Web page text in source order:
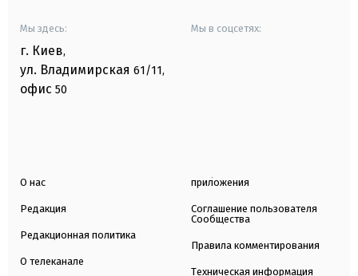
Мы здесь:
г. Киев,
ул. Владимирская 61/11,
офис 50
Мы в соцсетях:
О нас
Редакция
Редакционная политика
О телеканале
приложения
Соглашение пользователя
Сообщества
Правила комментирования
Техническая информация